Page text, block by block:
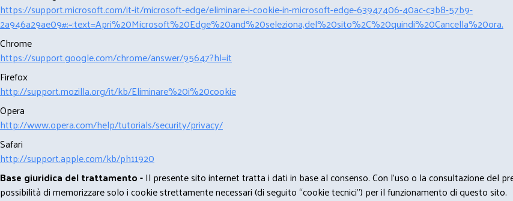
https://support.microsoft.com/it-it/microsoft-edge/eliminare-i-cookie-in-microsoft-edge-63947406-40ac-c3b8-57b9-
2a946a29ae09#:~:text=Apri%20Microsoft%20Edge%20and%20seleziona,del%20sito%2C%20quindi%20Cancella%20ora.
Chrome
https://support.google.com/chrome/answer/95647?hl=it
Firefox
http://support.mozilla.org/it/kb/Eliminare%20i%20cookie
Opera
http://www.opera.com/help/tutorials/security/privacy/
Safari
http://support.apple.com/kb/ph11920
Base giuridica del trattamento -Il presente sito internet tratta i dati in base al consenso. Con l'uso o la consultazione del
possibilità di memorizzare solo i cookie strettamente necessari (di seguito “cookie tecnici”) per il funzionamento di questo sito.